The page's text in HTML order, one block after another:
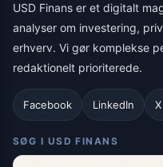
USD Finans er et digitalt
analyser om investering,
erhverv. Vi gør komplekse
redaktionelt prioriterede.
Facebook LinkedIn
SØG I USD FINANS